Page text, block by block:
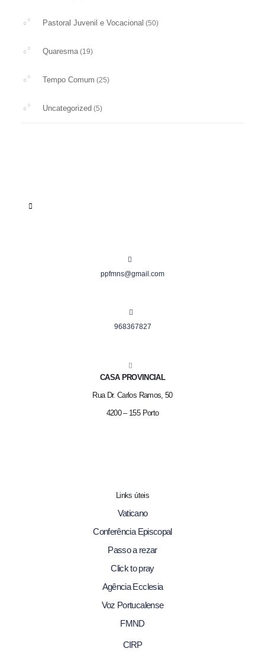
Pastoral Juvenil e Vocacional (50)
Quaresma(19)
Tempo Comum (25)
Uncategorized (5)
ppfmns@gmail.com
968367827
CASA PROVINCIAL
Rua Dr. Carlos Ramos, 50
4200 – 155 Porto
Links úteis
Vaticano
Conferência Episcopal
Passo a rezar
Click to pray
Agência Ecclesia
Voz Portucalense
FMND
CIRP